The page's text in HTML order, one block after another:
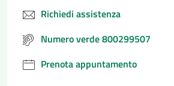
Richiedi assistenza
Numero verde 800299507
Prenota appuntamento